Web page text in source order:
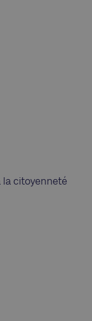
la citoyenneté